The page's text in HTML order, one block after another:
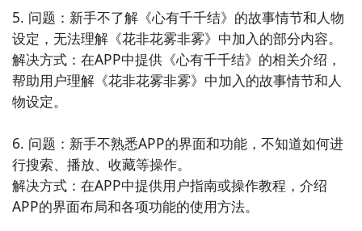
息。
9. 《都市生活》：这款小说类APP提供了丰富多样的都
市生活小说，让您感受到都市的快节奏和多彩生活。无
论是职场故事、爱情故事还是家庭故事，这里都有您喜
类APP带您探索未知领域和神秘事件。通过精彩的报道
和专家解读，让您了解未知事物的背后故事和科学探
索。无论是外星生物、超自然现象还是考古发现，这里
都有引人入胜的内容，让您感受到探索的乐趣和刺激。
5. 问题：新手不了解《心有千千结》的故事情节和人物
设定，无法理解《花非花雾非雾》中加入的部分内容。
解决方式：在APP中提供《心有千千结》的相关介绍，
帮助用户理解《花非花雾非雾》中加入的故事情节和人
物设定。
6. 问题：新手不熟悉APP的界面和功能，不知道如何进
行搜索、播放、收藏等操作。
解决方式：在APP中提供用户指南或操作教程，介绍
APP的界面布局和各项功能的使用方法。